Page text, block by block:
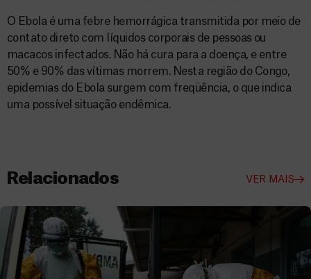
O Ebola é uma febre hemorrágica transmitida por meio de
contato direto com líquidos corporais de pessoas ou
macacos infectados. Não há cura para a doença, e entre
50% e 90% das vítimas morrem. Nesta região do Congo,
epidemias do Ebola surgem com freqüência, o que indica
uma possível situação endêmica.
Relacionados VER MAIS